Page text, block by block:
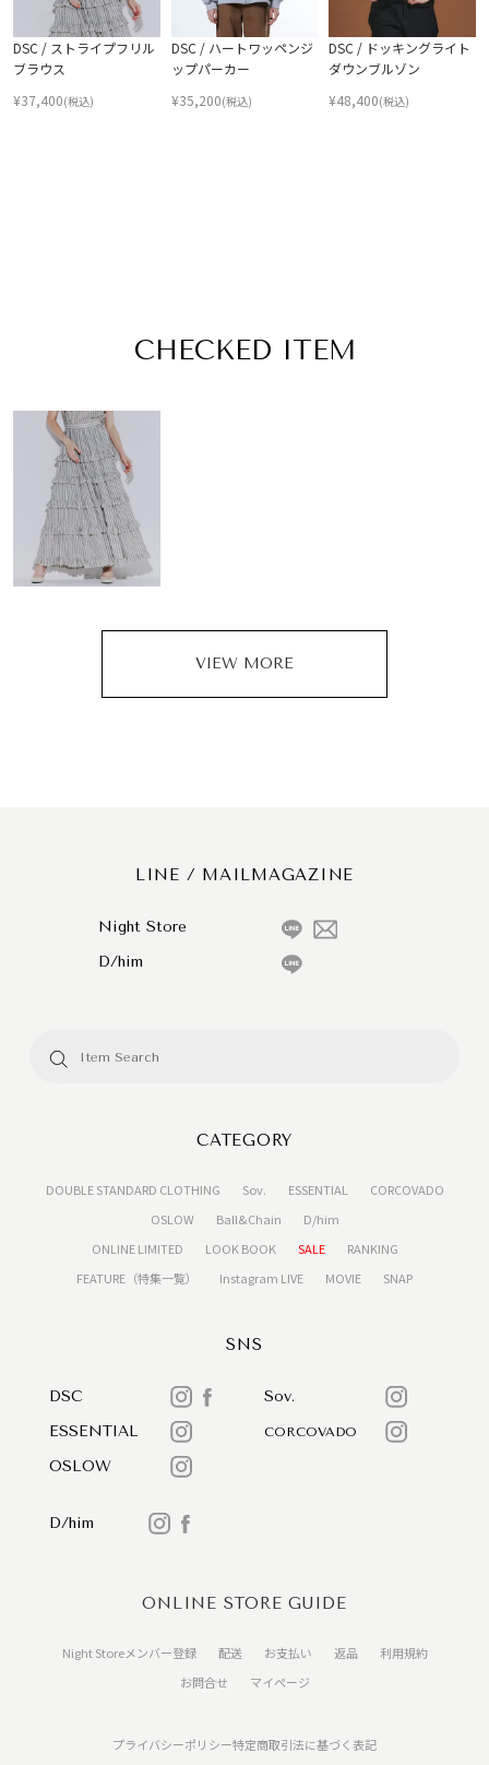
DSC / ストライプフリル
ブラウス
¥37,400(税込)
DSC / ハートワッペンジ
ップパーカー
¥35,200(税込)
DSC / ドッキングライト
ダウンブルゾン
¥48,400(税込)
CHECKED ITEM
VIEW MORE
LINE / MAILMAGAZINE
Night Store
D/him
CATEGORY
DOUBLE STANDARD CLOTHING Sov. ESSENTIAL
CORCOVADO
OSLOW
Ball&Chain
D/him
ONLINE LIMITED
LOOK BOOK SALE
RANKING
FEATURE（特集一覧）
Instagram LIVE MOVIE SNAP
SNS
DSC
Sov.
ESSENTIAL
CORCOVADO
OSLOW
D/him
ONLINE STORE GUIDE
Night Storeメンバー登録 配送 お支払い 返品
利用規約
お問合せ
マイページ
プライバシーポリシー特定商取引法に基づく表記